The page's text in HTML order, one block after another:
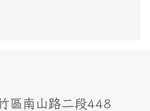
區南山路二段448